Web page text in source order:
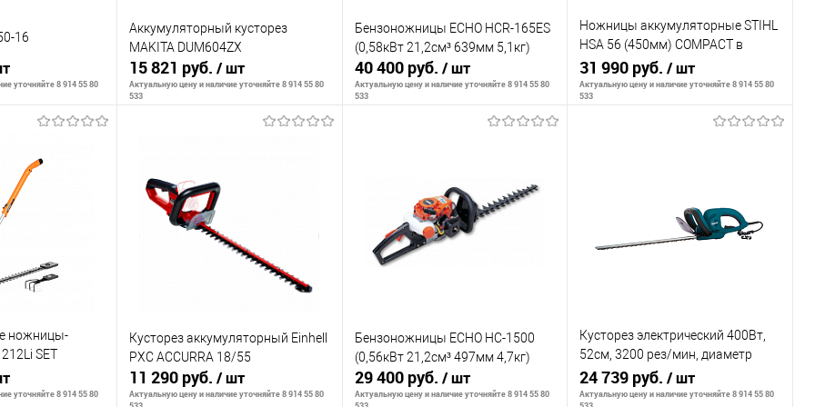
16
уточняйте 8 914 55 80
Аккумуляторный кусторез
MAKITA DUM604ZX
15 821 руб. / шт
Актуальную цену и наличие уточняйте 8 914 55 80
533
К сравнению
Бензоножницы ECHO HCR-165ES
(0,58кВт 21,2см³ 639мм 5,1кг)
40 400 руб. / шт
Актуальную цену и наличие уточняйте 8 914 55 80
533
К сравнению
В избранное
Ножницы аккумуляторные STIHL
HSA 56 (450мм) COMPACT в
комплекте AL 101, AK 10
31 990 руб./ шт
Актуальную цену и наличие уточняйте 8 914 55 80
533
В избранное
В наличии
ножницы-
SET
уточняйте 8 914 55 80
Кусторез аккумуляторный Einhell
PXC AСCURRA 18/55
11 290 руб. / шт
Актуальную цену и наличие уточняйте 8 914 55 80
Бензоножницы ECHO HC-1500
(0,56кВт 21,2см³ 497мм 4,7кг)
29 400 руб. / шт
Актуальную цену и наличие уточняйте 8 914 55 80
Кусторез электрический 400Вт,
52см, 3200 рез/мин, диаметр
реза 15мм
24 739 руб./ шт
Актуальную цену и наличие уточняйте 8 914 55 80